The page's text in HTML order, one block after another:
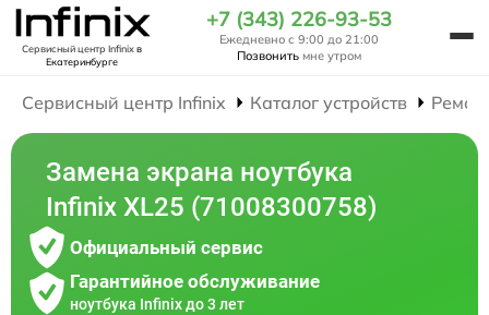
Сервисный центр Infinixв
Екатеринбурге
+7 (343) 226-93-53
Ежедневно с 9:00 до 21:00
Позвонить мне утром
Сервисный центр Infinix Каталог устройств
Замена экрана ноутбука
Infinix XL25 (71008300758)
Официальный сервис
Гарантийное обслуживание
ноутбука Infinix до 3 лет